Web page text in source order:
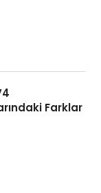
Farklar